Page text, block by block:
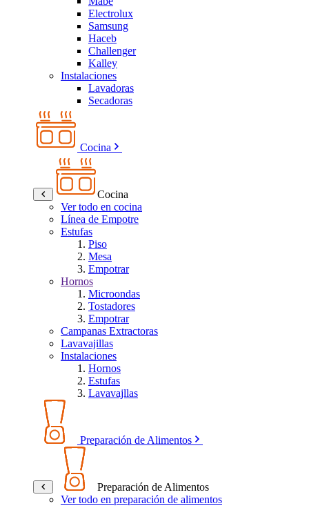
Electrolux
Samsung
Haceb
Challenger
Kalley
Instalaciones
Lavadoras
Secadoras
Cocina
Cocina
Ver todo en cocina
Línea de Empotre
Estufas
Piso
Mesa
Empotrar
Hornos
Microondas
Tostadores
Empotrar
Campanas Extractoras
Lavavajillas
Instalaciones
Hornos
Estufas
Lavavajllas
Preparación de Alimentos
Preparación de Alimentos
Ver todo en preparación de alimentos